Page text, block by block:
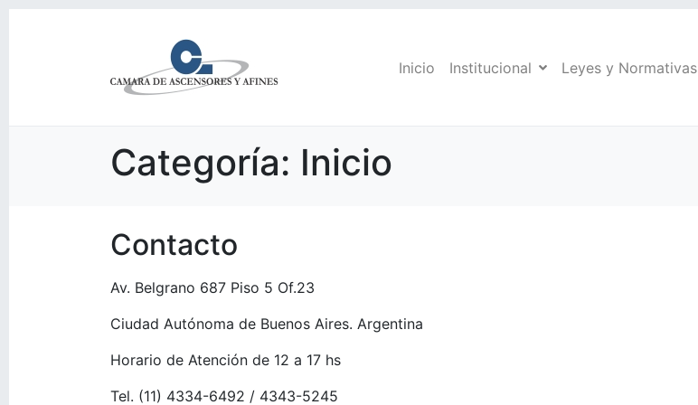
Inicio Institucional Leyes y Normativas
Categoría: Inicio
Contacto
Av. Belgrano 687 Piso 5 Of.23
Ciudad Autónoma de Buenos Aires. Argentina
Horario de Atención de 12 a 17 hs
Tel. (11) 4334-6492 / 4343-5245